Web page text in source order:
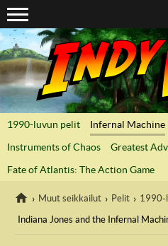
Suoraan sisältöön
1990-luvun pelit Infernal Machine
Instruments of Chaos
Greatest
Fate of Atlantis: The Action Game
Muut seikkailut Pelit
1990-
Indiana Jones and the Infernal